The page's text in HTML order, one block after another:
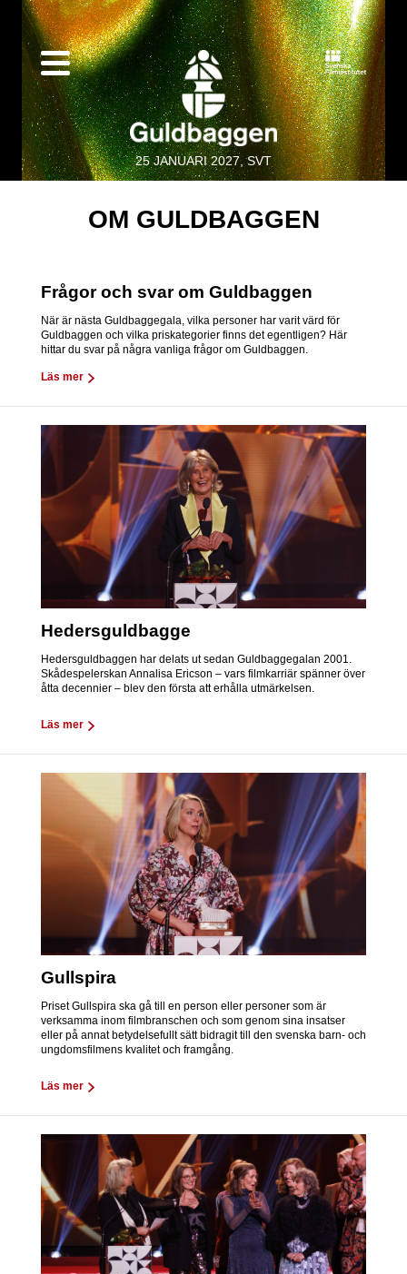
25 JANUARI 2027, SVT
OM GULDBAGGEN
Frågor och svar om Guldbaggen
När är nästa Guldbaggegala, vilka personer har varit värd för
Guldbaggen och vilka priskategorier finns det egentligen? Här
hittar du svar på några vanliga frågor om Guldbaggen.
Läs mer
Hedersguldbagge
Hedersguldbaggen har delats ut sedan Guldbaggegalan 2001.
Skådespelerskan Annalisa Ericson – vars filmkarriär spänner över
åtta decennier – blev den första att erhålla utmärkelsen.
Läs mer
Gullspira
Priset Gullspira ska gå till en person eller personer som är
verksamma inom filmbranschen och som genom sina insatser
eller på annat betydelsefullt sätt bidragit till den svenska barn- och
ungdomsfilmens kvalitet och framgång.
Läs mer